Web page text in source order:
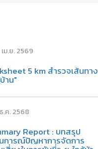
ม.ย. 2569
5 km สำรวจเส้นทาง
าน"
.ค. 2568
Report : บทสรุป
การณ์ปัญหาการจัดการ